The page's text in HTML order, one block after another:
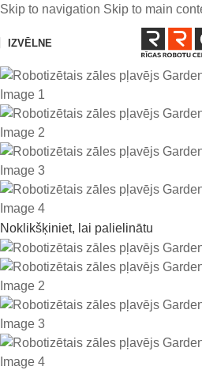
Skip to navigation Skip to main
IZVĒLNE
-15%
Noklikšķiniet, lai palielinātu